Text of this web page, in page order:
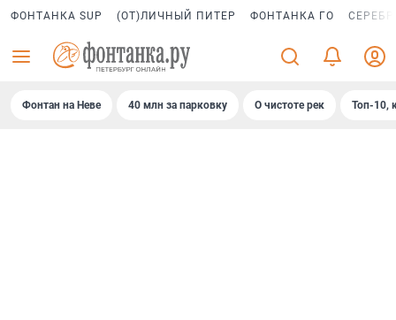
ФОНТАНКА SUP (ОТ)ЛИЧНЫЙ ПИТЕР ФОНТАНКА ГО
Фонтан на Неве 40 млн за парковку О чистоте рек Топ-10,